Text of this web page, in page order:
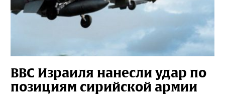
ВВС Израиля нанесли удар по
позициям сирийской армии